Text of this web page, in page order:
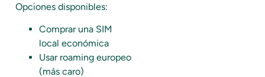
Opciones disponibles:
Comprar una SIM
local económica
Usar roaming europeo
(más caro)